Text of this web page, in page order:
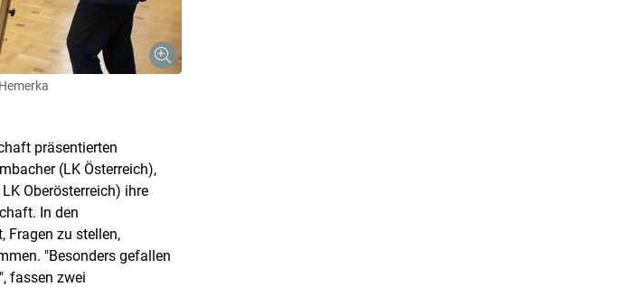
präsentierten
(LK Österreich),
Oberösterreich) ihre
In den
Fragen zu stellen,
"Besonders gefallen
fassen zwei